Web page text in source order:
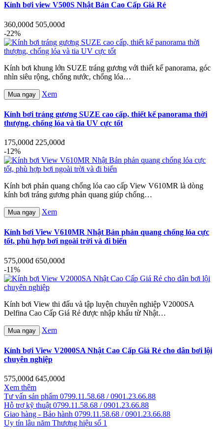
Kính bơi view V500S Nhật Bản Cao Cấp Giá Rẻ
360,000đ 505,000đ
-22%
Kính bơi khung lớn SUZE tráng gương với thiết kế panorama, góc
nhìn siêu rộng, chống nước, chống lóa…
Mua ngay Xem
Kính bơi tráng gương SUZE cao cấp, thiết kế panorama thời
thượng, chống lóa và tia UV cực tốt
175,000đ 225,000đ
-12%
Kính bơi phản quang chống lóa cao cấp View V610MR là dòng
kính bơi tráng gương phản quang giúp chống…
Mua ngay Xem
Kính bơi View V610MR Nhật Bản phản quang chống lóa cực
tốt, phù hợp bơi ngoài trời và đi biển
575,000đ 650,000đ
-11%
Kính bơi View thi đấu và tập luyện chuyên nghiệp V2000SA
Delfina Cao Cấp Giá Rẻ được nhập khẩu từ Nhật…
Mua ngay Xem
Kính bơi View V2000SA Nhật Cao Cấp Giá Rẻ cho dân bơi lội
chuyên nghiệp
575,000đ 645,000đ
Xem thêm
Tư vấn sản phẩm 0799.11.58.68 / 0901.23.66.88
Hỗ trợ kỹ thuật 0799.11.58.68 / 0901.23.66.88
Giao hàng - Bảo hành 0799.11.58.68 / 0901.23.66.88
Uy tín lâu năm Thương hiệu số 1